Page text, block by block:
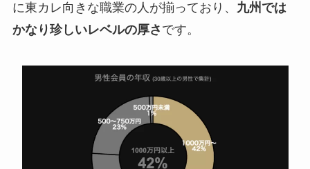
に東カレ向きな職業の人が揃っており、 九州では
かなり珍しいレベルの厚さ です。